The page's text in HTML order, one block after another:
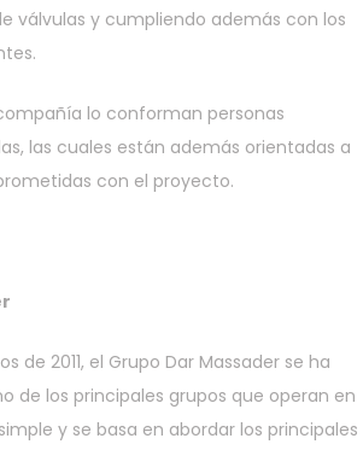
válvulas y cumpliendo además con los
lo conforman personas
las cuales están además orientadas a
con el proyecto.
de 2011, el Grupo Dar Massader se ha
de los principales grupos que operan en
y se basa en abordar los principales